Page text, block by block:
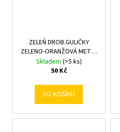
ZELEŇ DROB.GULIČKY
ZELENO-ORANŽOVÁ METAL
38cm
Skladem (>5 ks)
50 Kč
DO KOŠÍKU